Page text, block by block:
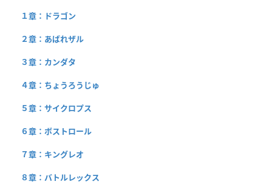
１章：ドラゴン
２章：あばれザル
３章：カンダタ
４章：ちょうろうじゅ
５章：サイクロプス
６章：ボストロール
７章：キングレオ
８章：バトルレックス